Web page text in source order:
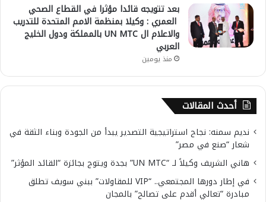
بعد تتويجه قائدا مؤثرا في القطاع الصحي
العمري : وكيلا بمنظمة الامم المتحدة للتدريب
والاعلام ال UN MTC بالمملكة ودول الخليج
العربي
منذ يومين
أحدث المقالات
نديم سمنه: نجاح استراتيجية التصدير يبدأ من الجودة وبناء الثقة في
شعار “صنع في مصر”
هاني الشريف وكيلاً لـ “UN MTC” بجدة ويتوج بجائزة “القائد المؤثر”
في إطار دورها المجتمعي.. “VIP للمقاولات” ببني سويف تطلق
مبادرة “تعالي أقدم على تصالح” بالمجان